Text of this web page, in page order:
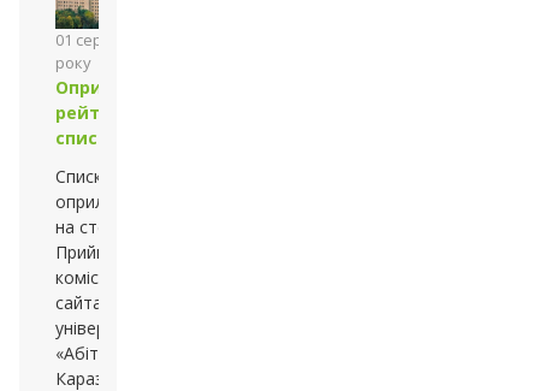
01 серпня 2013
року
Оприлюднено
рейтингові
списки
Списки
оприлюднено
на стендах
Приймальної
комісії та
сайтах —
університету й
«Абітурієнт
Каразінського»